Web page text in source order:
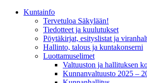
Kunta­info
Tervetuloa Säkylään!
Tiedotteet ja kuulutukset
Pöytäkirjat, esityslistat ja
Hallinto, talous ja kuntakonserni
Luottamuselimet
Valtuuston ja hallituksen
Kunnanvaltuusto 2025 –